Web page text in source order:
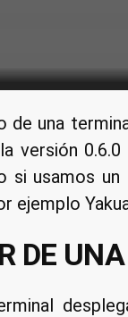
una
versión 0.6.0
si usamos
DE